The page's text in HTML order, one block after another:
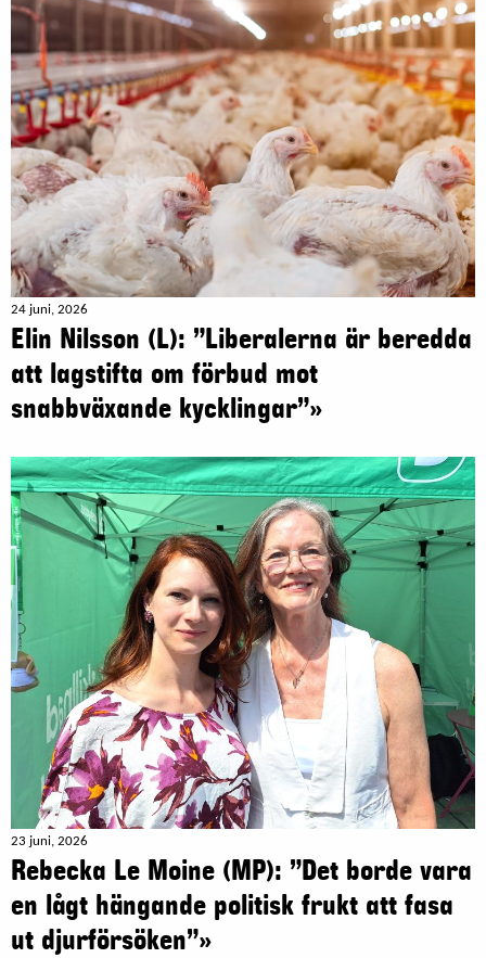
24 juni, 2026
Elin Nilsson (L): ”Liberalerna är beredda
att lagstifta om förbud mot
snabbväxande kycklingar”»
23 juni, 2026
Rebecka Le Moine (MP): ”Det borde vara
en lågt hängande politisk frukt att fasa
ut djurförsöken”»